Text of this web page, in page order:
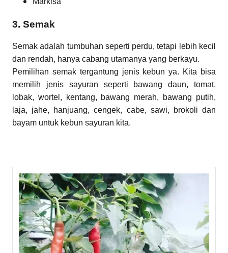
3. Semak
Semak adalah tumbuhan seperti perdu, tetapi lebih kecil
dan rendah, hanya cabang utamanya yang berkayu.
Pemilihan semak tergantung jenis kebun ya. Kita bisa
memilih jenis sayuran seperti bawang daun, tomat,
lobak, wortel, kentang, bawang merah, bawang putih,
laja, jahe, hanjuang, cengek, cabe, sawi, brokoli dan
bayam untuk kebun sayuran kita.